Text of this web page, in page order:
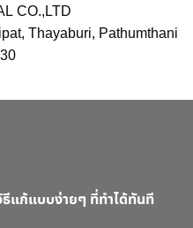
CO.,LTD
Thayaburi, Pathumthani
แก้แบบง่ายๆ ที่ทำได้ทันที